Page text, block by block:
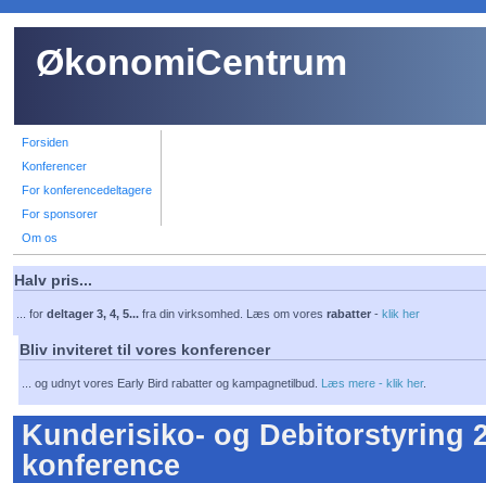
ØkonomiCentrum
Forsiden
Konferencer
For konferencedeltagere
For sponsorer
Om os
Halv pris...
... for deltager 3, 4, 5... fra din virksomhed. Læs om vores rabatter - klik her
Bliv inviteret til vores konferencer
... og udnyt vores Early Bird rabatter og kampagnetilbud. Læs mere - klik her.
Kunderisiko- og Debitorstyring
konference